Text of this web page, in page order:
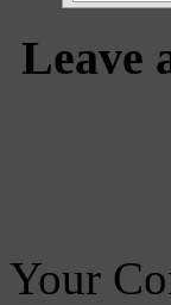
Leave
Your